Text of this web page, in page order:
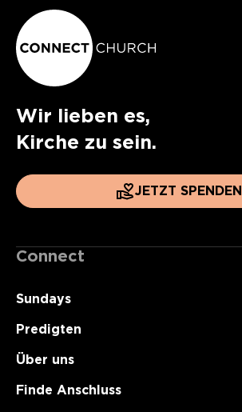
Wir lieben es,
Kirche zu sein.
JETZT SPENDEN
Connect
Sundays
Predigten
Über uns
Finde Anschluss